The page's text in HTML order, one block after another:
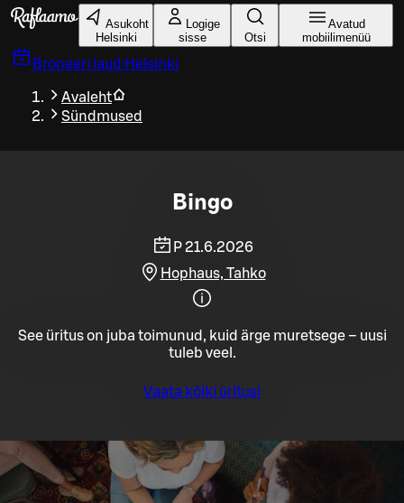
Liigu peamise sisu juurde
Asukoht
Helsinki
Logige
sisse
Otsi
Avatud
mobiilimenüü
Broneeri laud Helsinki
Avaleht
Sündmused
Bingo
P 21.6.2026
Hophaus, Tahko
See üritus on juba toimunud, kuid ärge muretsege – uusi
tuleb veel.
Vaata kõiki üritusi